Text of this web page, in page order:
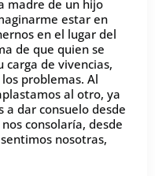
madre de un hijo
estar en
en el lugar del
de que quien se
carga de vivencias,
problemas. Al
al otro, ya
a dar consuelo desde
consolaría, desde
nosotras,